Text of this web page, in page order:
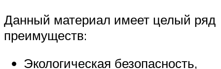
Данный материал имеет целый ряд
преимуществ:
Экологическая безопасность,